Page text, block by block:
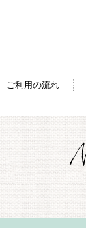
ご利用の流れ